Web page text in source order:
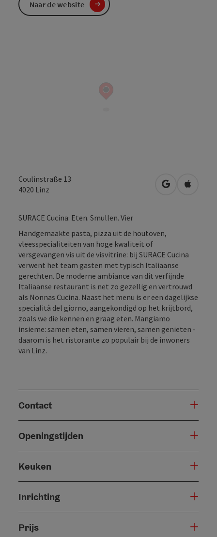
Coulinstraße 13
4020 Linz Openen in
SURACE Cucina: Eten. Smullen. Vier
Handgemaakte pasta, pizza uit de houtoven,
vleesspecialiteiten van hoge kwaliteit of
versgevangen vis uit de visvitrine: bij SURACE Cucina
verwent het team gasten met typisch Italiaanse
gerechten. De moderne ambiance van dit verfijnde
Italiaanse restaurant is net zo gezellig en vertrouwd
als Nonnas Cucina. Naast het menu is er een dagelijkse
specialità del giorno, aangekondigd op het krijtbord,
zoals we die kennen en graag eten. Mangiamo
insieme: samen eten, samen vieren, samen genieten -
daarom is het ristorante zo populair bij de inwoners
van Linz.
Contact
Openingstijden
Keuken
Inrichting
Prijs
Naar de website